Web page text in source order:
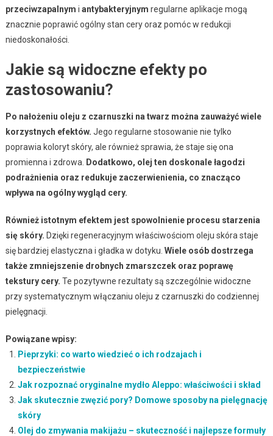
przeciwzapalnym i antybakteryjnym regularne aplikacje mogą
znacznie poprawić ogólny stan cery oraz pomóc w redukcji
niedoskonałości.
Jakie są widoczne efekty po
zastosowaniu?
Po nałożeniu oleju z czarnuszki na twarz można zauważyć wiele
korzystnych efektów. Jego regularne stosowanie nie tylko
poprawia koloryt skóry, ale również sprawia, że staje się ona
promienna i zdrowa.
Dodatkowo, olej ten doskonale łagodzi
podrażnienia oraz redukuje zaczerwienienia, co znacząco
wpływa na ogólny wygląd cery.
Również istotnym efektem jest spowolnienie procesu starzenia
się skóry. Dzięki regeneracyjnym właściwościom oleju skóra staje
się bardziej elastyczna i gładka w dotyku. Wiele osób dostrzega
także zmniejszenie drobnych zmarszczek oraz poprawę
tekstury cery. Te pozytywne rezultaty są szczególnie widoczne
przy systematycznym włączaniu oleju z czarnuszki do codziennej
pielęgnacji.
Powiązane wpisy:
Pieprzyki: co warto wiedzieć o ich rodzajach i
bezpieczeństwie
Jak rozpoznać oryginalne mydło Aleppo: właściwości i skład
Jak skutecznie zwęzić pory? Domowe sposoby na pielęgnację
skóry
Olej do zmywania makijażu – skuteczność i najlepsze formuły